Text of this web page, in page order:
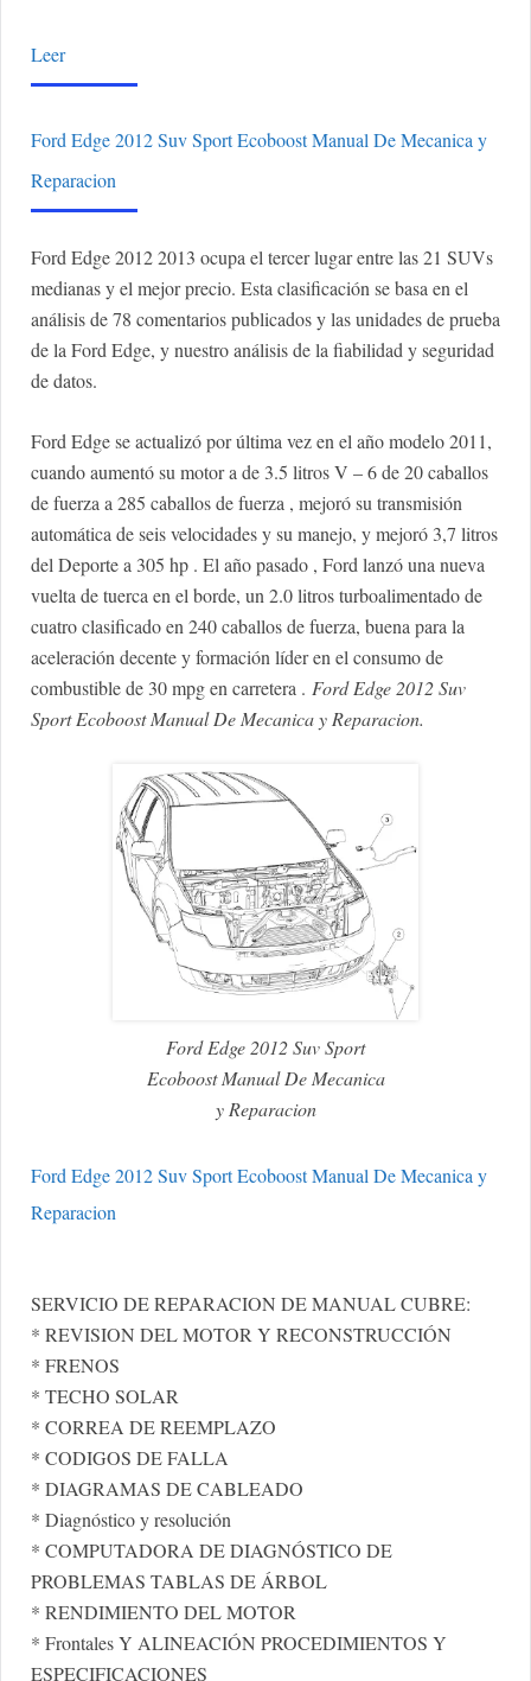
Leer
Ford Edge 2012 Suv Sport Ecoboost Manual De Mecanica y
Reparacion
Ford Edge 2012 2013 ocupa el tercer lugar entre las 21 SUVs
medianas y el mejor precio. Esta clasificación se basa en el
análisis de 78 comentarios publicados y las unidades de prueba
de la Ford Edge, y nuestro análisis de la fiabilidad y seguridad
de datos.
Ford Edge se actualizó por última vez en el año modelo 2011,
cuando aumentó su motor a de 3.5 litros V – 6 de 20 caballos
de fuerza a 285 caballos de fuerza , mejoró su transmisión
automática de seis velocidades y su manejo, y mejoró 3,7 litros
del Deporte a 305 hp . El año pasado , Ford lanzó una nueva
vuelta de tuerca en el borde, un 2.0 litros turboalimentado de
cuatro clasificado en 240 caballos de fuerza, buena para la
aceleración decente y formación líder en el consumo de
combustible de 30 mpg en carretera . Ford Edge 2012 Suv
Sport Ecoboost Manual De Mecanica y Reparacion.
Ford Edge 2012 Suv Sport
Ecoboost Manual De Mecanica
y Reparacion
Ford Edge 2012 Suv Sport Ecoboost Manual De Mecanica y
Reparacion
SERVICIO DE REPARACION DE MANUAL CUBRE:
* REVISION DEL MOTOR Y RECONSTRUCCIÓN
* FRENOS
* TECHO SOLAR
* CORREA DE REEMPLAZO
* CODIGOS DE FALLA
* DIAGRAMAS DE CABLEADO
* Diagnóstico y resolución
* COMPUTADORA DE DIAGNÓSTICO DE
PROBLEMAS TABLAS DE ÁRBOL
* RENDIMIENTO DEL MOTOR
* Frontales Y ALINEACIÓN PROCEDIMIENTOS Y
ESPECIFICACIONES